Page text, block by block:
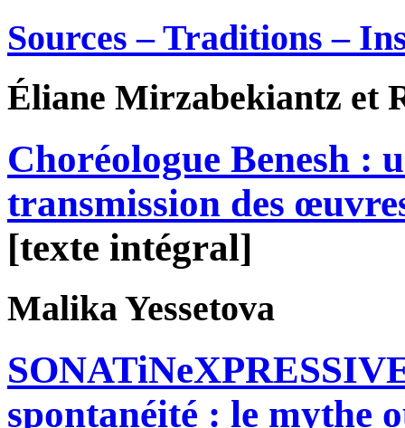
Sources – Traditions –
Éliane Mirzabekiantz et
Choréologue Benesh :
transmission des
[texte intégral]
MalikaYessetova
spontanéité : le mythe